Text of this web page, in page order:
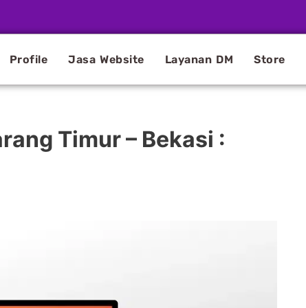
Profile Jasa Website Layanan DM Store
Timur – Bekasi :